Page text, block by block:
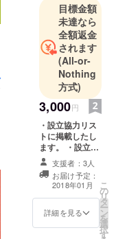
目標金額
未達なら
全額返金
されます
(All-or-
Nothing
方式)
3,000円
・設立協力リス
トに掲載したし
ます。 ・設立完
了報告書を郵送
いたします。 ・
サービス開始時
に連絡いたしま
す。
支援者：3人
お届け予定：
2018年01月
詳細を見る
こ
の
リ
タ
ー
ン
を
選
択
す